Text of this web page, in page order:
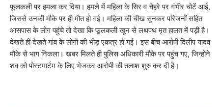
फूलकली पर हमला कर दिया। हमले में महिला के सिर व चेहरे पर गंभीर चोटें आई,
जिससे उनकी मौके पर ही मौत हो गई। महिला की चीख सुनकर परिजनों सहित
आसपास के लोग पहुंचे तो देखा कि फूलकली खून से लथपथ मृत हालत में पड़ी है।
देखते ही देखते गांव के लोगों की भीड़ एकत्र हो गई। इस बीच आरोपी दिलीप यादव
मौके से भाग निकला। खबर मिलते ही पुलिस अधिकारी मौके पर पहुंच गए, जिन्होने
शव को पोस्टमार्टम के लिए भेजकर आरोपी की तलाश शुरु कर दी है।